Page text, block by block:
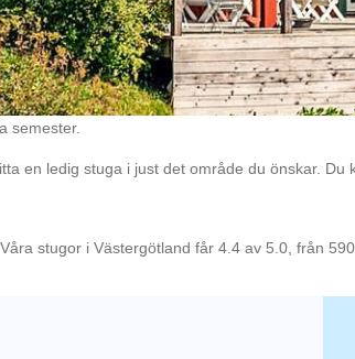
semester.
en ledig stuga i just det område du önskar.
Våra stugor i Västergötland får 4.4 av 5.0, från